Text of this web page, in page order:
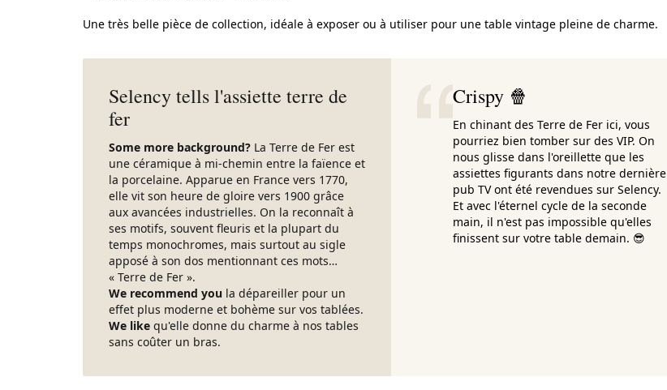
Une très belle pièce de collection, idéale à exposer ou à utiliser pour une table vintage pleine de charme.
Selency tells l'assiette terre de
fer
Some more background? La Terre de Fer est
une céramique à mi-chemin entre la faïence et
la porcelaine. Apparue en France vers 1770,
elle vit son heure de gloire vers 1900 grâce
aux avancées industrielles. On la reconnaît à
ses motifs, souvent fleuris et la plupart du
temps monochromes, mais surtout au sigle
apposé à son dos mentionnant ces mots…
« Terre de Fer ».
We recommend you la dépareiller pour un
effet plus moderne et bohème sur vos tablées.
We like qu'elle donne du charme à nos tables
sans coûter un bras.
Crispy 🍿
En chinant des Terre de Fer ici, vous
pourriez bien tomber sur des VIP. On
nous glisse dans l'oreillette que les
assiettes figurants dans notre dernière
pub TV ont été revendues sur Selency.
Et avec l'éternel cycle de la seconde
main, il n'est pas impossible qu'elles
finissent sur votre table demain. 😎